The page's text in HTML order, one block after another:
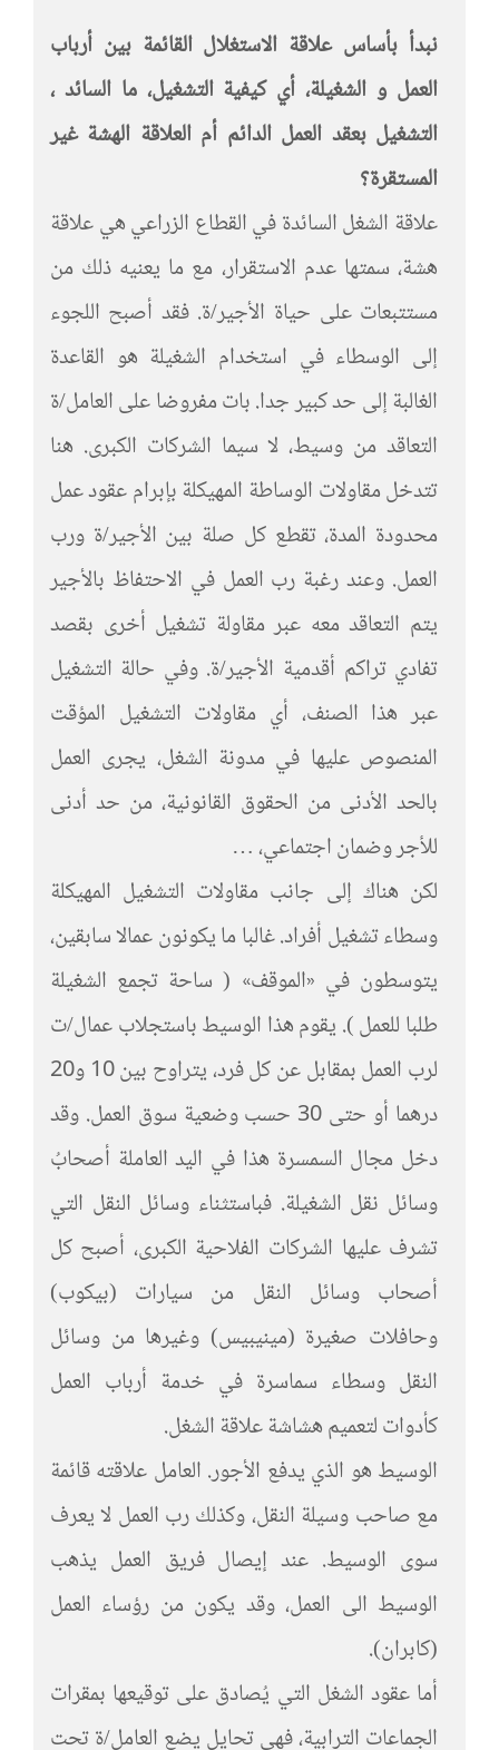
نبدأ بأساس علاقة الاستغلال القائمة بين أرباب
العمل و الشغيلة، أي كيفية التشغيل، ما السائد ،
التشغيل بعقد العمل الدائم أم العلاقة الهشة غير
المستقرة؟
علاقة الشغل السائدة في القطاع الزراعي هي علاقة
هشة، سمتها عدم الاستقرار، مع ما يعنيه ذلك من
مستتبعات على حياة الأجير/ة. فقد أصبح اللجوء
إلى الوسطاء في استخدام الشغيلة هو القاعدة
الغالبة إلى حد كبير جدا. بات مفروضا على العامل/ة
التعاقد من وسيط، لا سيما الشركات الكبرى. هنا
تتدخل مقاولات الوساطة المهيكلة بإبرام عقود عمل
محدودة المدة، تقطع كل صلة بين الأجير/ة ورب
العمل. وعند رغبة رب العمل في الاحتفاظ بالأجير
يتم التعاقد معه عبر مقاولة تشغيل أخرى بقصد
تفادي تراكم أقدمية الأجير/ة. وفي حالة التشغيل
عبر هذا الصنف، أي مقاولات التشغيل المؤقت
المنصوص عليها في مدونة الشغل، يجرى العمل
بالحد الأدنى من الحقوق القانونية، من حد أدنى
للأجر وضمان اجتماعي، …
لكن هناك إلى جانب مقاولات التشغيل المهيكلة
وسطاء تشغيل أفراد. غالبا ما يكونون عمالا سابقين،
يتوسطون في «الموقف» ( ساحة تجمع الشغيلة
طلبا للعمل ). يقوم هذا الوسيط باستجلاب عمال/ت
لرب العمل بمقابل عن كل فرد، يتراوح بين 10 و20
درهما أو حتى 30 حسب وضعية سوق العمل. وقد
دخل مجال السمسرة هذا في اليد العاملة أصحابُ
وسائل نقل الشغيلة. فباستثناء وسائل النقل التي
تشرف عليها الشركات الفلاحية الكبرى، أصبح كل
أصحاب وسائل النقل من سيارات (بيكوب)
وحافلات صغيرة (مينيبيس) وغيرها من وسائل
النقل وسطاء سماسرة في خدمة أرباب العمل
كأدوات لتعميم هشاشة علاقة الشغل.
الوسيط هو الذي يدفع الأجور. العامل علاقته قائمة
مع صاحب وسيلة النقل، وكذلك رب العمل لا يعرف
سوى الوسيط. عند إيصال فريق العمل يذهب
الوسيط الى العمل، وقد يكون من رؤساء العمل
(كابران).
أما عقود الشغل التي يُصادق على توقيعها بمقرات
الجماعات الترابية، فهي تحايل يضع العامل/ة تحت